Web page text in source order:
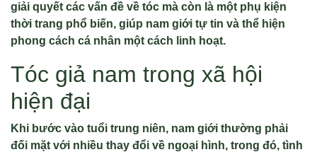
giải quyết các vấn đề về tóc mà còn là một phụ kiện
thời trang phổ biến, giúp nam giới tự tin và thể hiện
phong cách cá nhân một cách linh hoạt.
Tóc giả nam trong xã hội
hiện đại
Khi bước vào tuổi trung niên, nam giới thường phải
đối mặt với nhiều thay đổi về ngoại hình, trong đó, tình